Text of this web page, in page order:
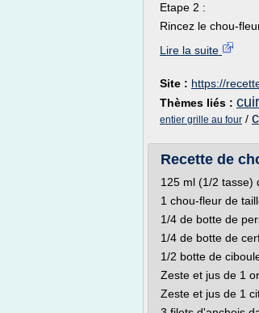
Etape 2 :
Rincez le chou-
Lire la suite
Site : https://
Thèmes liés :
entier grille au four /
Recette de
125 ml (1/2 tasse)
1 chou-fleur de
1/4 de botte de
1/4 de botte de
1/2 botte de
Zeste et jus de 1
Zeste et jus de 1